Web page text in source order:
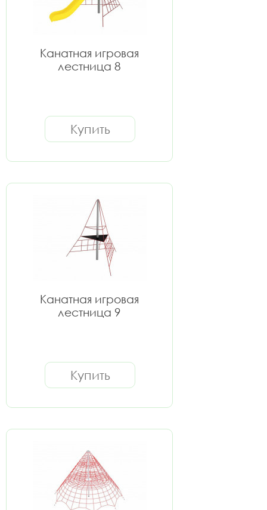
Канатная игровая
лестница 8
Купить
Канатная игровая
лестница 9
Купить